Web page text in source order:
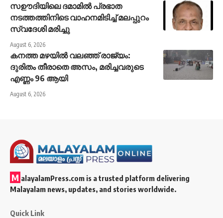
സഊദിയിലെ ദമാമിൽ പ്രഭാത
നടത്തത്തിനിടെ വാഹനമിടിച്ച് മലപ്പുറം
സ്വദേശി മരിച്ചു
August 6, 2026
കനത്ത മഴയില്‍ വലഞ്ഞ് രാജ്യം:
ദുരിതം തീരാതെ അസം, മരിച്ചവരുടെ
എണ്ണം 96 ആയി
August 6, 2026
M alayalamPress.com is a trusted platform delivering
Malayalam news, updates, and stories worldwide.
Quick Link